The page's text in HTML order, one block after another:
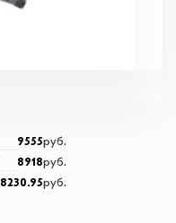
9555руб.
8918руб.
8230.95руб.